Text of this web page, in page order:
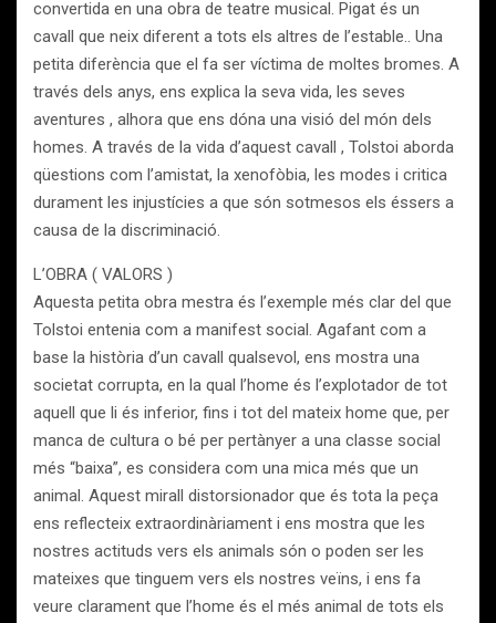
convertida en una obra de teatre musical. Pigat és un
cavall que neix diferent a tots els altres de l’estable.. Una
petita diferència que el fa ser víctima de moltes bromes. A
través dels anys, ens explica la seva vida, les seves
aventures , alhora que ens dóna una visió del món dels
homes. A través de la vida d’aquest cavall , Tolstoi aborda
qüestions com l’amistat, la xenofòbia, les modes i critica
durament les injustícies a que són sotmesos els éssers a
causa de la discriminació.
L’OBRA ( VALORS )
Aquesta petita obra mestra és l’exemple més clar del que
Tolstoi entenia com a manifest social. Agafant com a
base la història d’un cavall qualsevol, ens mostra una
societat corrupta, en la qual l’home és l’explotador de tot
aquell que li és inferior, fins i tot del mateix home que, per
manca de cultura o bé per pertànyer a una classe social
més “baixa”, es considera com una mica més que un
animal. Aquest mirall distorsionador que és tota la peça
ens reflecteix extraordinàriament i ens mostra que les
nostres actituds vers els animals són o poden ser les
mateixes que tinguem vers els nostres veïns, i ens fa
veure clarament que l’home és el més animal de tots els